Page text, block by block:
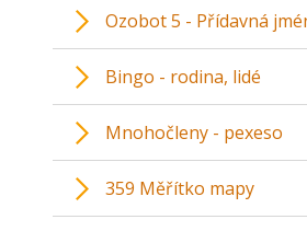
Ozobot 5 - Přídavná
Bingo - rodina, lidé
Mnohočleny - pexeso
359 Měřítko mapy